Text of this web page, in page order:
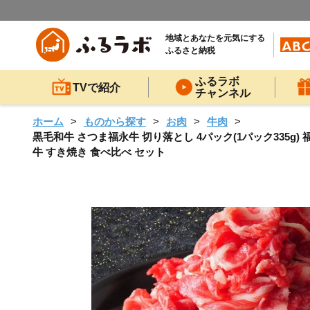
地域とあなたを元気にする
ふるさと納税
TVで紹介
ふるラボ
チャンネル
ホーム ものから探す お肉
牛肉
黒毛和牛 さつま福永牛 切り落とし 4パック(1パック335g)
牛 すき焼き 食べ比べ セット